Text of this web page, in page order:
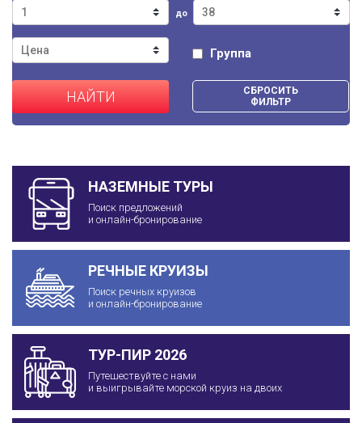
до
Группа
НАЙТИ
СБРОСИТЬ
ФИЛЬТР
НАЗЕМНЫЕ ТУРЫ
Поиск предложений
и онлайн-бронирование
РЕЧНЫЕ КРУИЗЫ
Поиск речных круизов
и онлайн-бронирование
ТУР-ПИР 2026
Путешествуйте с нами
и выигрывайте морской круиз на двоих